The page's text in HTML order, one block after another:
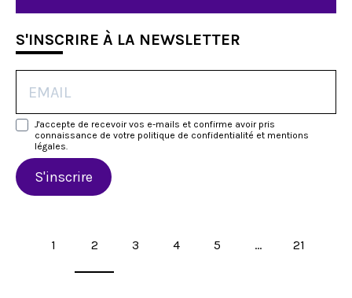
S'INSCRIRE À LA NEWSLETTER
J'accepte de recevoir vos e-mails et confirme avoir pris
connaissance de votre politique de confidentialité et mentions
légales.
S'inscrire
Pagination
1 2 3 4 5 … 21